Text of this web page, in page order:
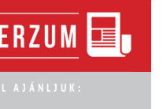
AJÁNLJUK: